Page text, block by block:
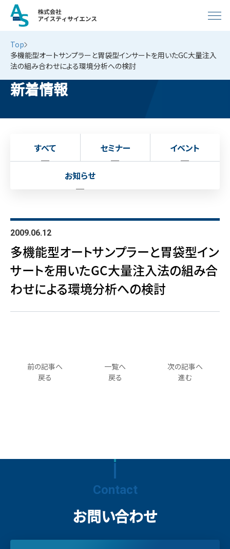
Top
多機能型オートサンプラーと胃袋型インサートを用いたGC大量注入
法の組み合わせによる環境分析への検討
新着情報
すべて セミナー イベント
お知らせ
2009.06.12
多機能型オートサンプラーと胃袋型イン
サートを用いたGC大量注入法の組み合
わせによる環境分析への検討
一覧へ
戻る
前の記事へ
戻る
次の記事へ
進む
Contact
お問い合わせ